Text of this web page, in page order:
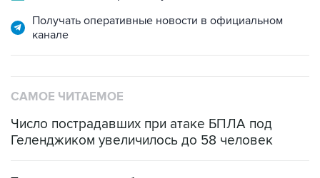
Число пострадавших при атаке БПЛА под
Три человека погибли, двое ранены при атаке